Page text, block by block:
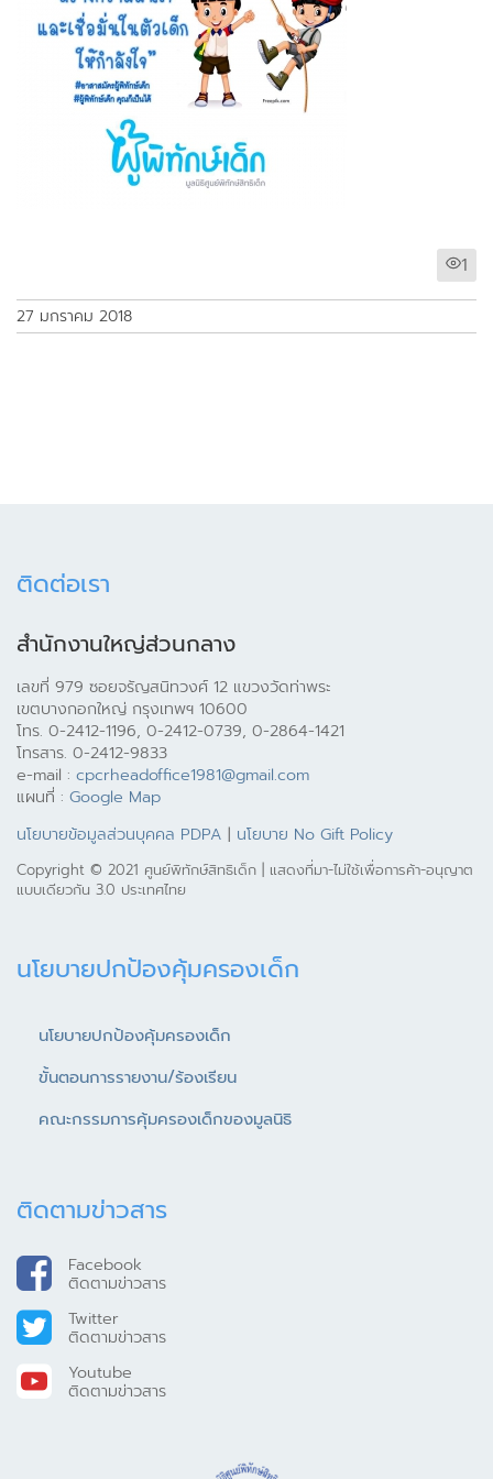
1
27 มกราคม 2018
ติดต่อเรา
สำนักงานใหญ่ส่วนกลาง
เลขที่ 979 ซอยจรัญสนิทวงศ์ 12 แขวงวัดท่าพระ
เขตบางกอกใหญ่ กรุงเทพฯ 10600
โทร. 0-2412-1196, 0-2412-0739, 0-2864-1421
โทรสาร. 0-2412-9833
e-mail : cpcrheadoffice1981@gmail.com
แผนที่ : Google Map
นโยบายข้อมูลส่วนบุคคล PDPA | นโยบาย No Gift Policy
Copyright © 2021 ศูนย์พิทักษ์สิทธิเด็ก | แสดงที่มา-ไม่ใช้เพื่อการค้า-อนุญาต
แบบเดียวกัน 3.0 ประเทศไทย
นโยบายปกป้องคุ้มครองเด็ก
นโยบายปกป้องคุ้มครองเด็ก
ขั้นตอนการรายงาน/ร้องเรียน
คณะกรรมการคุ้มครองเด็กของมูลนิธิ
ติดตามข่าวสาร
Facebook
ติดตามข่าวสาร
Twitter
ติดตามข่าวสาร
Youtube
ติดตามข่าวสาร